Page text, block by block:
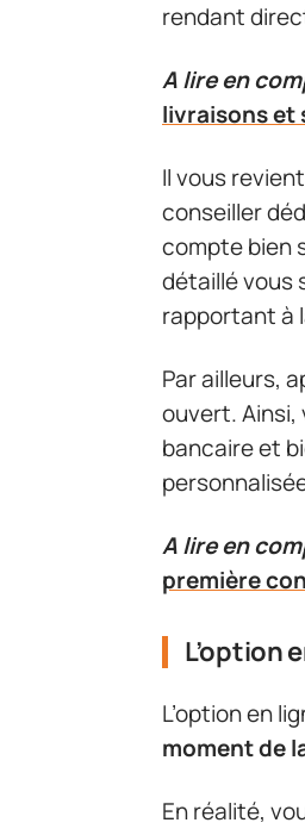
rendant
A lire en
livraisons et
Il vous
conseiller
compte bien
détaillé vous
rapportant à
Par ailleurs,
ouvert. Ainsi,
bancaire et
A lire en
première
L’option
L’option en
moment de
En réalité,